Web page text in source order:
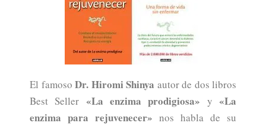
El famoso Dr. Hiromi Shinya autor de dos libros
Best Seller «La enzima prodigiosa» y «La
enzima para rejuvenecer» nos habla de su